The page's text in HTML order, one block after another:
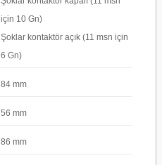
için 10 Gn)
Şoklar kontaktör açık (11 msn için
6 Gn)
84 mm
56 mm
86 mm